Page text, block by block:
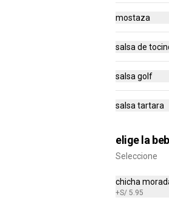
-50%
mostaza
salsa de
salsa golf
salsa tartara
elige la
Seleccione
chicha
+S/ 5.95